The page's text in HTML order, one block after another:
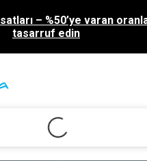
– %50’ye varan
tasarruf edin